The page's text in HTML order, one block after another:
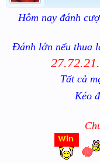
Hôm nay đánh
Đánh lớn nếu thua
Tất cả
Kéo